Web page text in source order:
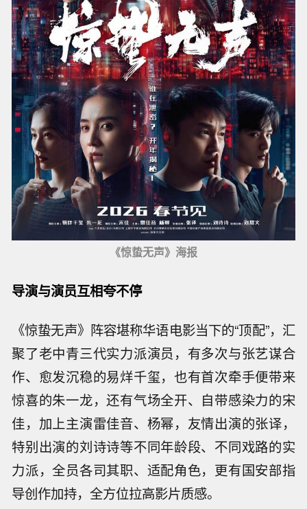
《惊蛰无声》海报
导演与演员互相夸不停
《惊蛰无声》阵容堪称华语电影当下的“顶配”，汇
聚了老中青三代实力派演员，有多次与张艺谋合
作、愈发沉稳的易烊千玺，也有首次牵手便带来
惊喜的朱一龙，还有气场全开、自带感染力的宋
佳，加上主演雷佳音、杨幂，友情出演的张译，
特别出演的刘诗诗等不同年龄段、不同戏路的实
力派，全员各司其职、适配角色，更有国安部指
导创作加持，全方位拉高影片质感。